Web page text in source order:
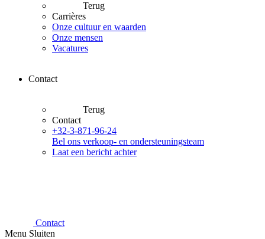
Terug
Carrières
Onze cultuur en waarden
Onze mensen
Vacatures
Contact
Terug
Contact
+32-3-871-96-24
Bel ons verkoop- en ondersteuningsteam
Laat een bericht achter
Contact
Menu Sluiten